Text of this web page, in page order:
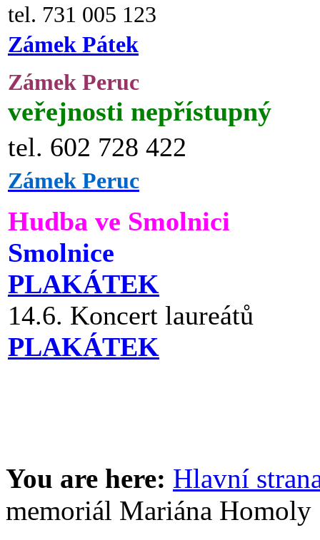
tel. 731 005 123
Zámek Pátek
Zámek Peruc
veřejnosti nepřístupný
tel. 602 728 422
Zámek Peruc
Hudba ve Smolnici
Smolnice
PLAKÁTEK
14.6. Koncert laureátů
PLAKÁTEK
You are here: Hlavní
memoriál Mariána Homoly